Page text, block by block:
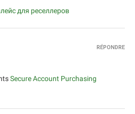
для реселлеров
Secure Account Purchasing
RÉPONDRE